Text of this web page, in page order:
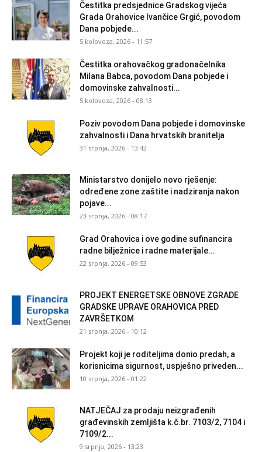
Čestitka predsjednice Gradskog vijeća
Grada Orahovice Ivančice Grgić, povodom
Dana pobjede...
5 kolovoza, 2026 - 11:57
Čestitka orahovačkog gradonačelnika
Milana Babca, povodom Dana pobjede i
domovinske zahvalnosti...
5 kolovoza, 2026 - 08:13
Poziv povodom Dana pobjede i domovinske
zahvalnosti i Dana hrvatskih branitelja
31 srpnja, 2026 - 13:42
Ministarstvo donijelo novo rješenje:
određene zone zaštite i nadziranja nakon
pojave...
23 srpnja, 2026 - 08:17
Grad Orahovica i ove godine sufinancira
radne bilježnice i radne materijale...
22 srpnja, 2026 - 09:53
PROJEKT ENERGETSKE OBNOVE ZGRADE
GRADSKE UPRAVE ORAHOVICA PRED
ZAVRŠETKOM
21 srpnja, 2026 - 10:12
Projekt koji je roditeljima donio predah, a
korisnicima sigurnost, uspješno priveden...
10 srpnja, 2026 - 01:22
NATJEČAJ za prodaju neizgrađenih
građevinskih zemljišta k.č.br. 7103/2, 7104 i
7109/2...
9 srpnja, 2026 - 13:23